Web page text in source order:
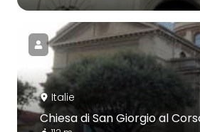
Italie
Chiesa di San Giorgio al